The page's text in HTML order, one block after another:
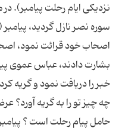
نزدیكى ایام رحلت پیامبر).
سوره نصر نازل گردید،
اصحاب خود قرائت نمود،
بشارت دادند، عباس عموى
خبر را دریافت نمود و گریه
چه چیز تو را به گریه آورد؟
حامل پیام رحلت است ؟